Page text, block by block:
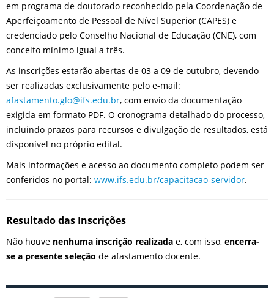
em programa de doutorado reconhecido pela Coordenação de
Aperfeiçoamento de Pessoal de Nível Superior (CAPES) e
credenciado pelo Conselho Nacional de Educação (CNE), com
conceito mínimo igual a três.
As inscrições estarão abertas de 03 a 09 de outubro, devendo
ser realizadas exclusivamente pelo e-mail:
afastamento.glo@ifs.edu.br, com envio da documentação
exigida em formato PDF. O cronograma detalhado do processo,
incluindo prazos para recursos e divulgação de resultados, está
disponível no próprio edital.
Mais informações e acesso ao documento completo podem ser
conferidos no portal: www.ifs.edu.br/capacitacao-servidor.
Resultado das Inscrições
Não houve nenhuma inscrição realizada e, com isso, encerra-
se a presente seleção de afastamento docente.